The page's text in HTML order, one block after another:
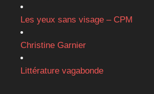
Les yeux sans visage – CPM
Christine Garnier
Littérature vagabonde